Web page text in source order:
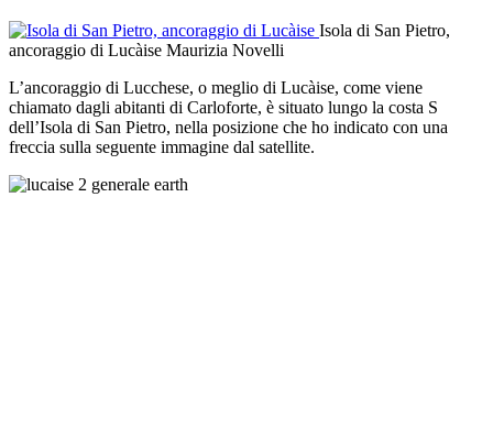
Isola di San Pietro,
ancoraggio di Lucàise Maurizia Novelli
L’ancoraggio di Lucchese, o meglio di Lucàise, come viene
chiamato dagli abitanti di Carloforte, è situato lungo la costa S
dell’Isola di San Pietro, nella posizione che ho indicato con una
freccia sulla seguente immagine dal satellite.